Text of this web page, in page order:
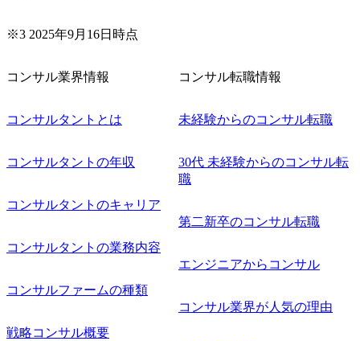
※3 2025年9月16日時点
コンサル業界情報
コンサルタントとは
コンサルタントの年収
コンサルタントのキャリア
コンサルタントの業務内容
コンサルファームの種類
戦略コンサル概要
コンサル転職情報
未経験からのコンサル転職
30代 未経験からのコンサル転
職
第二新卒のコンサル転職
エンジニアからコンサル
コンサル業界が人気の理由